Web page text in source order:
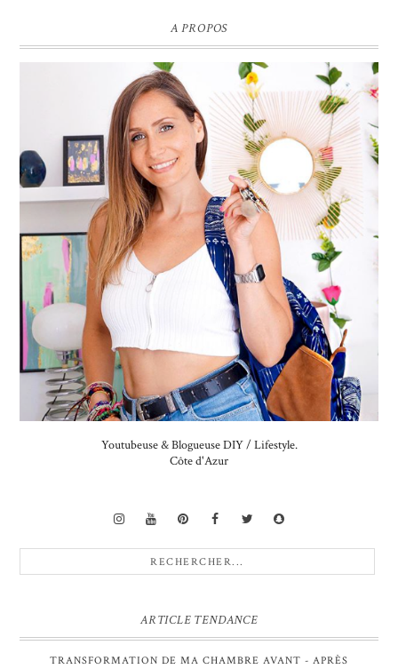
A PROPOS
Youtubeuse & Blogueuse DIY / Lifestyle.
Côte d'Azur
ARTICLE TENDANCE
TRANSFORMATION DE MA CHAMBRE AVANT - APRÈS